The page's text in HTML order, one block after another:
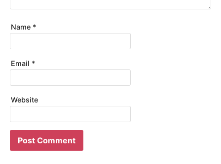
Name *
Email *
Website